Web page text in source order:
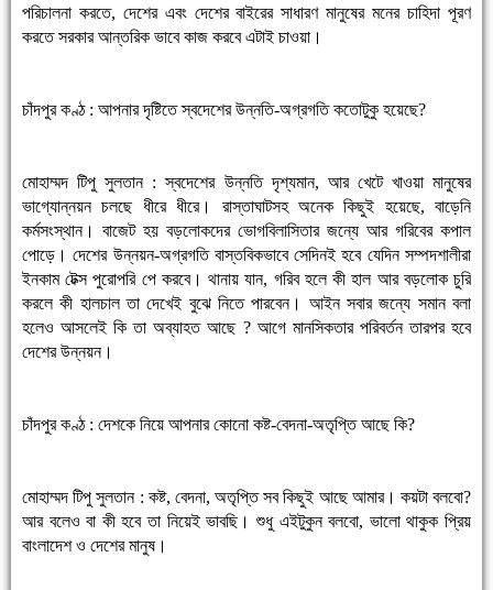
পরিচালনা করতে, দেশের এবং দেশের বাইরের সাধারণ মানুষের মনের চাহিদা পূরণ
করতে সরকার আন্তরিক ভাবে কাজ করবে এটাই চাওয়া।
চাঁদপুর কণ্ঠ : আপনার দৃষ্টিতে স্বদেশের উন্নতি-অগ্রগতি কতোটুকু হয়েছে?
মোহাম্মদ টিপু সুলতান : স্বদেশের উন্নতি দৃশ্যমান, আর খেটে খাওয়া মানুষের
ভাগ্যোন্নয়ন চলছে ধীরে ধীরে। রাস্তাঘাটসহ অনেক কিছুই হয়েছে, বাড়েনি
কর্মসংস্থান। বাজেট হয় বড়লোকদের ভোগবিলাসিতার জন্যে আর গরিবের কপাল
পোড়ে। দেশের উন্নয়ন-অগ্রগতি বাস্তবিকভাবে সেদিনই হবে যেদিন সম্পদশালীরা
ইনকাম টেক্স পুরোপরি পে করবে। থানায় যান, গরিব হলে কী হাল আর বড়লোক চুরি
করলে কী হালচাল তা দেখেই বুঝে নিতে পারবেন। আইন সবার জন্যে সমান বলা
হলেও আসলেই কি তা অব্যাহত আছে ? আগে মানসিকতার পরিবর্তন তারপর হবে
দেশের উন্নয়ন।
চাঁদপুর কণ্ঠ : দেশকে নিয়ে আপনার কোনো কষ্ট-বেদনা-অতৃপ্তি আছে কি?
মোহাম্মদ টিপু সুলতান : কষ্ট, বেদনা, অতৃপ্তি সব কিছুই আছে আমার। কয়টা বলবো?
আর বলেও বা কী হবে তা নিয়েই ভাবছি। শুধু এইটুকুন বলবো, ভালো থাকুক প্রিয়
বাংলাদেশ ও দেশের মানুষ।